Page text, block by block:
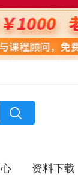
资料下载